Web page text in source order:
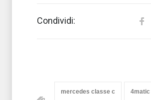
Condividi:
mercedes classe c 4matic